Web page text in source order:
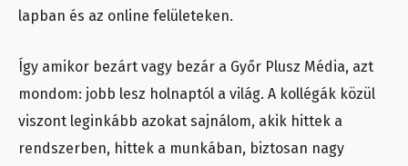
lapban és az online felületeken.
Így amikor bezárt vagy bezár a Győr Plusz Média, azt
mondom: jobb lesz holnaptól a világ. A kollégák közül
viszont leginkább azokat sajnálom, akik hittek a
rendszerben, hittek a munkában, biztosan nagy